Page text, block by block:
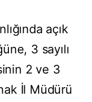
açık
3 sayılı
2 ve 3
İl Müdürü